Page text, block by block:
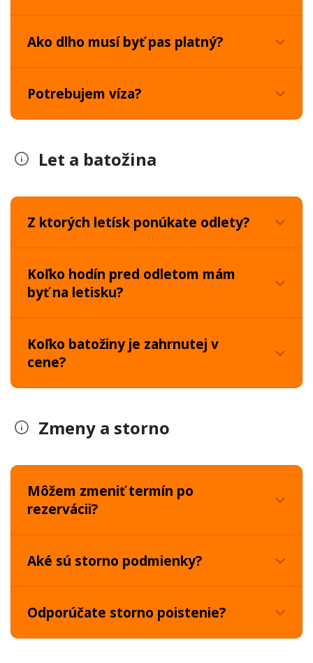
Ako dlho musí byť pas platný?
Potrebujem víza?
Let a batožina
Z ktorých letísk ponúkate odlety?
Koľko hodín pred odletom mám
byť na letisku?
Koľko batožiny je zahrnutej v
cene?
Zmeny a storno
Môžem zmeniť termín po
rezervácii?
Aké sú storno podmienky?
Odporúčate storno poistenie?